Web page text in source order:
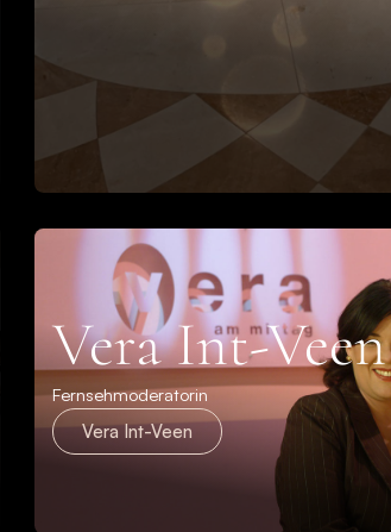
Vera Int-Veen
Fernsehmoderatorin
Vera Int-Veen